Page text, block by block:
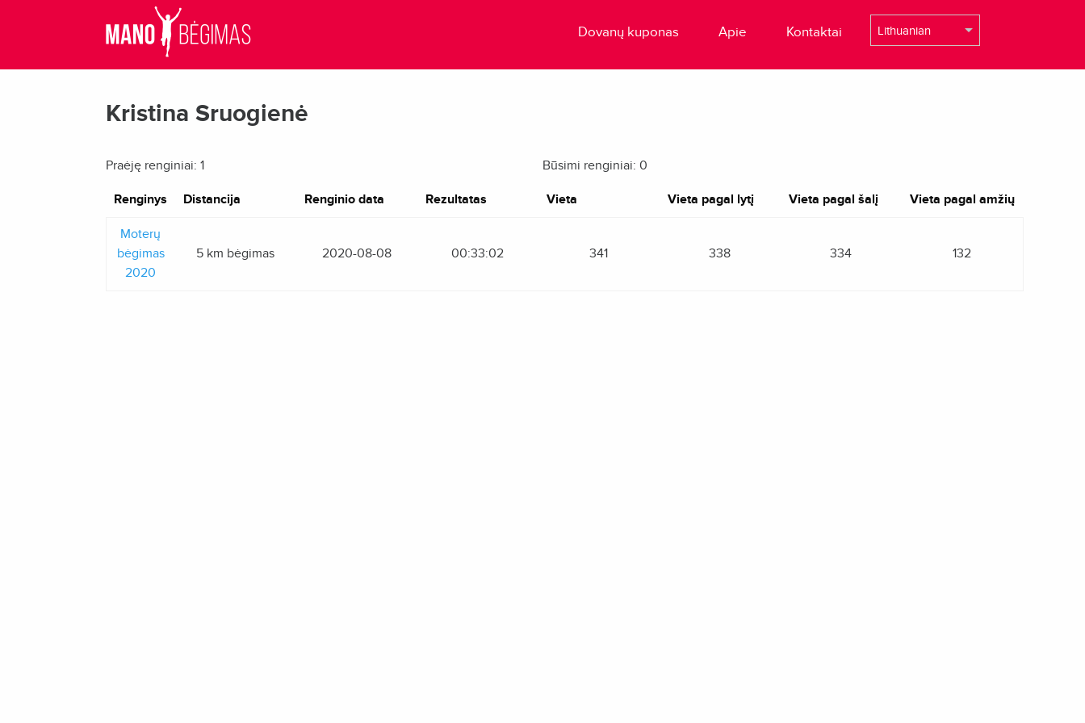
Dovanų kuponas Apie Kontaktai
Kristina Sruogienė
Praėję renginiai: 1 Būsimi renginiai: 0
Renginys Distancija Renginio data Rezultatas Vieta Vieta pagal lytį Vieta pagal šalį Vieta pagal amžių
Moterų
bėgimas
2020
5 km bėgimas 2020-08-08 00:33:02 341 338 334 132